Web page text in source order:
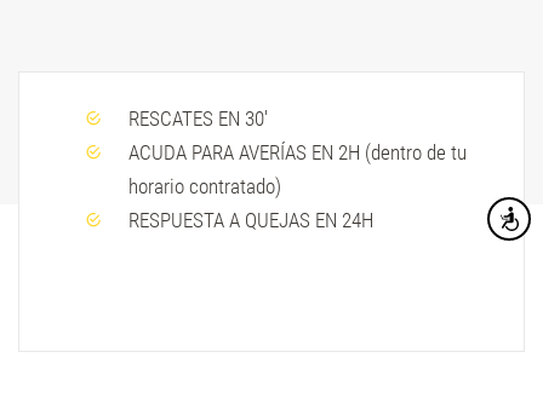
RESCATES EN 30'
ACUDA PARA AVERÍAS EN 2H (dentro de tu
horario contratado)
RESPUESTA A QUEJAS EN 24H